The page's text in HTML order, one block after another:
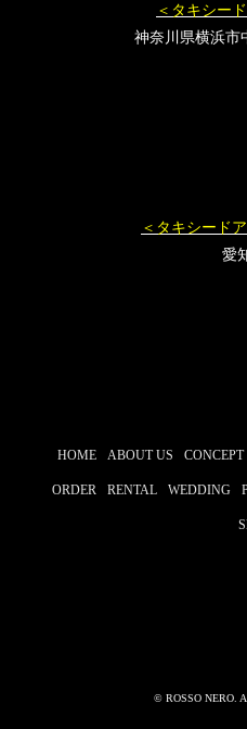
＜タキシー
神奈川県横浜市
＜タキシード
愛
HOME ABOUT US CONCEPT
ORDER RENTAL WEDDING
© ROSSO NERO.